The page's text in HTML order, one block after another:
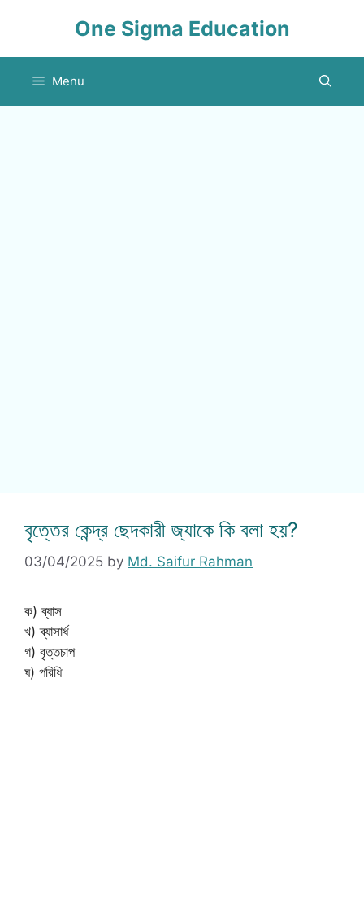
One Sigma Education
Menu
বৃত্তের কেন্দ্র ছেদকারী জ্যাকে কি বলা হয়?
03/04/2025 by Md. Saifur Rahman
ক) ব্যাস
খ) ব্যাসার্ধ
গ) বৃত্তচাপ
ঘ) পরিধি